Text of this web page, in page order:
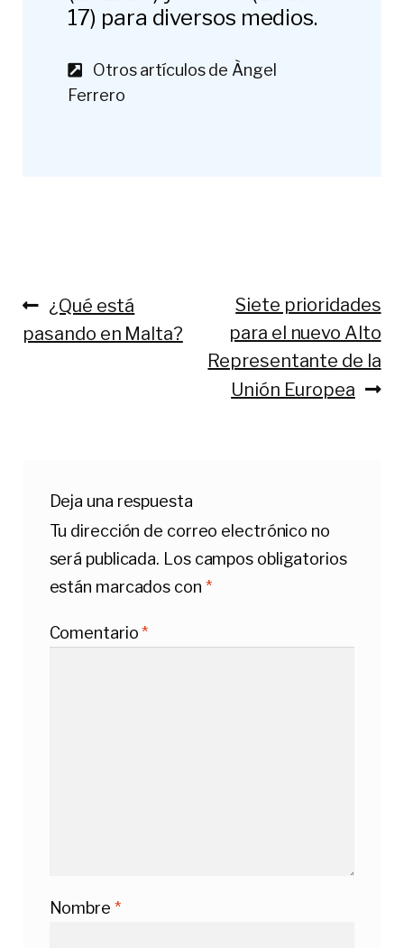
17) para diversos medios.
Otros artículos de Àngel
Ferrero
Navegación
de
Anterior:
¿Qué está
pasando en Malta?
Siguiente:
Siete prioridades
para el nuevo Alto
Representante de la
Unión Europea
Deja una respuesta
Tu dirección de correo electrónico no
será publicada. Los campos obligatorios
están marcados con *
Comentario*
Nombre *